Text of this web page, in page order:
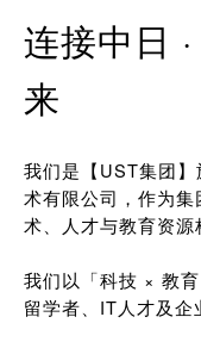
连接中日
来
我们是【UST集团
术有限公司，作为
术、人才与教育资源
我们以「科技 × 教
留学者、IT人才及企